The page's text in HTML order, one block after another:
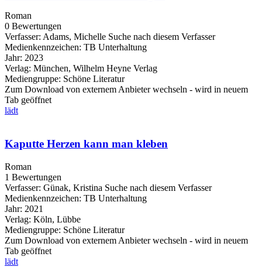
Roman
0 Bewertungen
Verfasser: Adams, Michelle Suche nach diesem Verfasser
Medienkennzeichen: TB Unterhaltung
Jahr: 2023
Verlag: München, Wilhelm Heyne Verlag
Mediengruppe: Schöne Literatur
Zum Download von externem Anbieter wechseln - wird in neuem
Tab geöffnet
lädt
Kaputte Herzen kann man kleben
Roman
1 Bewertungen
Verfasser: Günak, Kristina Suche nach diesem Verfasser
Medienkennzeichen: TB Unterhaltung
Jahr: 2021
Verlag: Köln, Lübbe
Mediengruppe: Schöne Literatur
Zum Download von externem Anbieter wechseln - wird in neuem
Tab geöffnet
lädt